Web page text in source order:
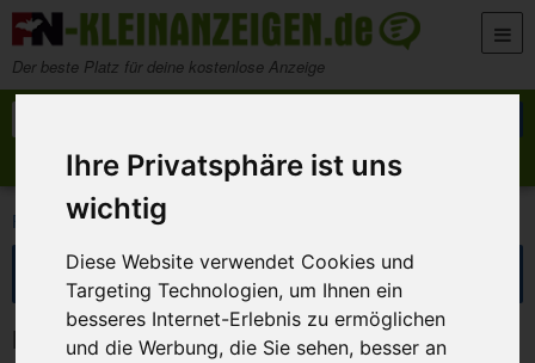
Ihre Privatsphäre ist uns
wichtig
Diese Website verwendet Cookies und
Targeting Technologien, um Ihnen ein
besseres Internet-Erlebnis zu ermöglichen
und die Werbung, die Sie sehen, besser an
Zum Inhalt springen
Der beste Platz für deine kostenlose Anzeige
Anzeige aufgeben
Meine Anzeigen
FN-Kleinanzeigen>
Suche eingrenzen
Kleinanzeigen in Garten